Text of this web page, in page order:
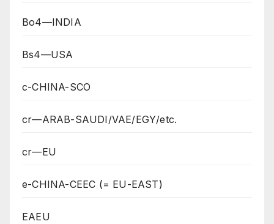
Bo4—INDIA
Bs4—USA
c-CHINA-SCO
cr—ARAB-SAUDI/VAE/EGY/etc.
cr—EU
e-CHINA-CEEC (= EU-EAST)
EAEU